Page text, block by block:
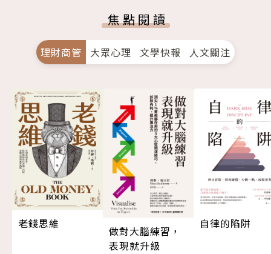
焦點閱讀
理財商管 大眾心理 文學快報 人文關注
老錢思維
做對大腦練習，
表現就升級
自律的陷阱